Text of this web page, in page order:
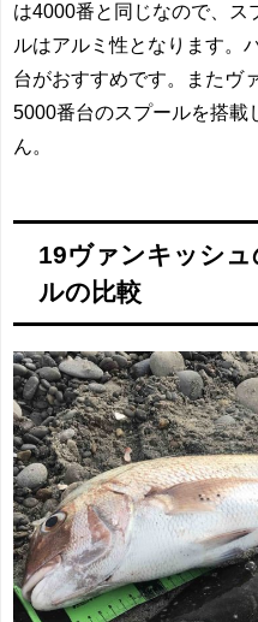
は4000番と同じなので、ス
ルはアルミ性となります。
台がおすすめです。またヴ
5000番台のスプールを搭載
ん。
19ヴァンキッシ
ルの比較